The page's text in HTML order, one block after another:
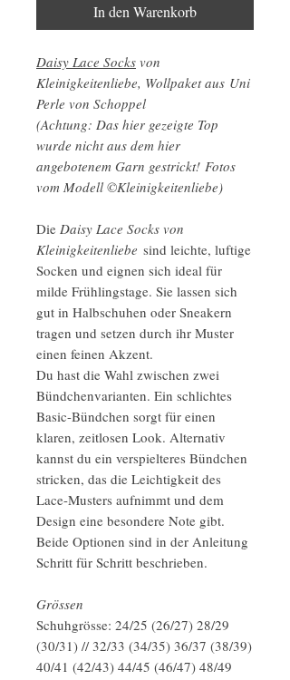
In den Warenkorb
Daisy Lace Socks von
Kleinigkeitenliebe, Wollpaket aus Uni
Perle von Schoppel
(Achtung: Das hier gezeigte Top
wurde nicht aus dem hier
angebotenem Garn gestrickt! Fotos
vom Modell ©Kleinigkeitenliebe)
Die Daisy Lace Socks von
Kleinigkeitenliebe sind leichte, luftige
Socken und eignen sich ideal für
milde Frühlingstage. Sie lassen sich
gut in Halbschuhen oder Sneakern
tragen und setzen durch ihr Muster
einen feinen Akzent.
Du hast die Wahl zwischen zwei
Bündchenvarianten. Ein schlichtes
Basic-Bündchen sorgt für einen
klaren, zeitlosen Look. Alternativ
kannst du ein verspielteres Bündchen
stricken, das die Leichtigkeit des
Lace-Musters aufnimmt und dem
Design eine besondere Note gibt.
Beide Optionen sind in der Anleitung
Schritt für Schritt beschrieben.
Grössen
Schuhgrösse: 24/25 (26/27) 28/29
(30/31) // 32/33 (34/35) 36/37 (38/39)
40/41 (42/43) 44/45 (46/47) 48/49